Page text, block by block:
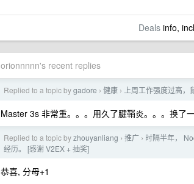
Dealsinfo,
orionnnnn's recent replies
Replied to a topic bygadore › 健康 › 上周工作强度过高，
Master 3s 非常重。。。用久了腱鞘炎。。。换了
Replied to a topic byzhouyanliang › 推广 › 时隔半年，
经历。 [感谢 V2EX + 抽奖]
恭喜, 分母+1